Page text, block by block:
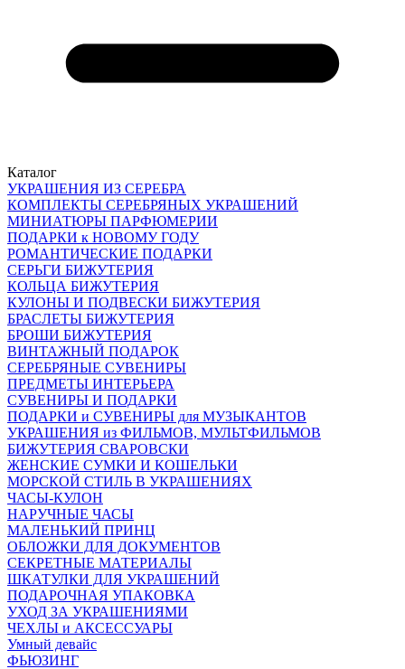
Каталог
УКРАШЕНИЯ ИЗ СЕРЕБРА
КОМПЛЕКТЫ СЕРЕБРЯНЫХ УКРАШЕНИЙ
МИНИАТЮРЫ ПАРФЮМЕРИИ
ПОДАРКИ к НОВОМУ ГОДУ
РОМАНТИЧЕСКИЕ ПОДАРКИ
СЕРЬГИ БИЖУТЕРИЯ
КОЛЬЦА БИЖУТЕРИЯ
КУЛОНЫ И ПОДВЕСКИ БИЖУТЕРИЯ
БРАСЛЕТЫ БИЖУТЕРИЯ
БРОШИ БИЖУТЕРИЯ
ВИНТАЖНЫЙ ПОДАРОК
СЕРЕБРЯНЫЕ СУВЕНИРЫ
ПРЕДМЕТЫ ИНТЕРЬЕРА
СУВЕНИРЫ И ПОДАРКИ
ПОДАРКИ и СУВЕНИРЫ для МУЗЫКАНТОВ
УКРАШЕНИЯ из ФИЛЬМОВ, МУЛЬТФИЛЬМОВ
БИЖУТЕРИЯ СВАРОВСКИ
ЖЕНСКИЕ СУМКИ И КОШЕЛЬКИ
МОРСКОЙ СТИЛЬ В УКРАШЕНИЯХ
ЧАСЫ-КУЛОН
НАРУЧНЫЕ ЧАСЫ
МАЛЕНЬКИЙ ПРИНЦ
ОБЛОЖКИ ДЛЯ ДОКУМЕНТОВ
СЕКРЕТНЫЕ МАТЕРИАЛЫ
ШКАТУЛКИ ДЛЯ УКРАШЕНИЙ
ПОДАРОЧНАЯ УПАКОВКА
УХОД ЗА УКРАШЕНИЯМИ
ЧEХЛЫ и АКСЕССУАРЫ
Умный девайс
ФЬЮЗИНГ